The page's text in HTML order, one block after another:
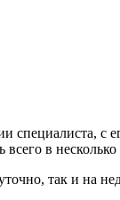
специалиста,
в
так и на